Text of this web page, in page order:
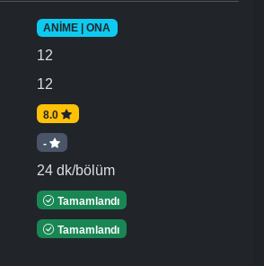
ANIME | ONA
12
12
8.0
-
24 dk/bölüm
Tamamlandı
Tamamlandı